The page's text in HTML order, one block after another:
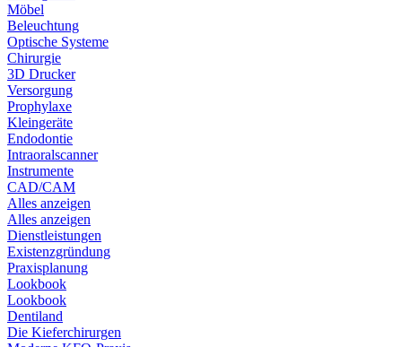
Möbel
Beleuchtung
Optische Systeme
Chirurgie
3D Drucker
Versorgung
Prophylaxe
Kleingeräte
Endodontie
Intraoralscanner
Instrumente
CAD/CAM
Alles anzeigen
Alles anzeigen
Dienstleistungen
Existenzgründung
Praxisplanung
Lookbook
Lookbook
Dentiland
Die Kieferchirurgen